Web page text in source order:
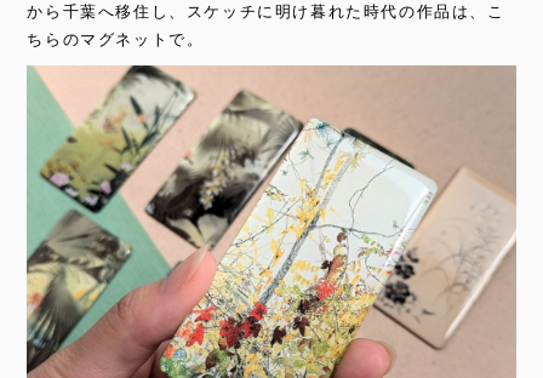
から千葉へ移住し、スケッチに明け暮れた時代の作品は、こ
ちらのマグネットで。